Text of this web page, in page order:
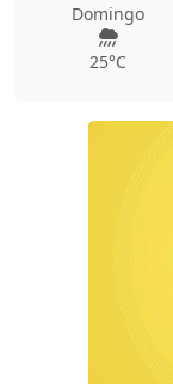
Domingo
25°C